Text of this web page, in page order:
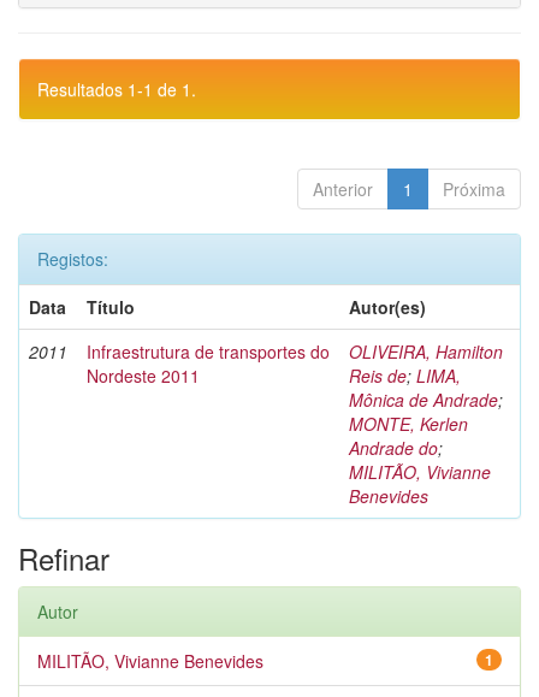
Resultados 1-1 de 1.
Anterior 1 Próxima
Registos:
Data
Título
Autor(es)
2011
Infraestrutura de transportes do
Nordeste 2011
OLIVEIRA, Hamilton
Reis de; LIMA,
Mônica de Andrade;
MONTE, Kerlen
Andrade do;
MILITÃO, Vivianne
Benevides
Refinar
Autor
1
MILITÃO, Vivianne Benevides